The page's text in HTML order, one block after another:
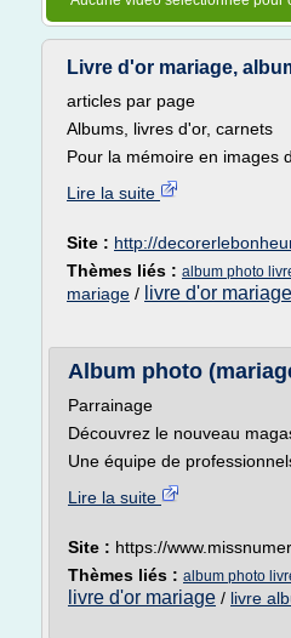
Livre d'or mariage,
articles par page
Albums, livres d'or, carnets
Pour la mémoire en images
Lire la suite
Site : http://
Thèmes liés : album photo
mariage / livre d'or
Album photo
Parrainage
Découvrez le nouveau
Une équipe de
Lire la suite
Site : https://
Thèmes liés : album photo
livre d'or mariage / livre